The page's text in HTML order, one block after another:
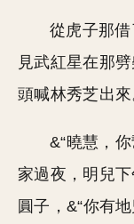
從虎子那
見武紅星在那
頭喊林秀芝出來
&“曉慧，
家過夜，明兒
圓子，&“你有